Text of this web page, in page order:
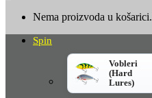
Nema proizvoda u košarici.
Spin
Vobleri
(Hard
Lures)